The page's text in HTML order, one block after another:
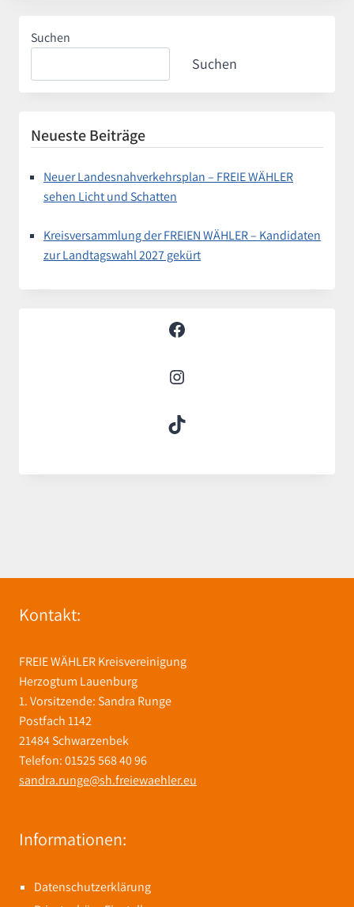
Suchen
Suchen
Neueste Beiträge
Neuer Landesnahverkehrsplan – FREIE WÄHLER
sehen Licht und Schatten
Kreisversammlung der FREIEN WÄHLER – Kandidaten
zur Landtagswahl 2027 gekürt
Facebook
Instagram
TikTok
Kontakt:
FREIE WÄHLER Kreisvereinigung
Herzogtum Lauenburg
1. Vorsitzende: Sandra Runge
Postfach 1142
21484 Schwarzenbek
Telefon: 01525 568 40 96
sandra.runge@sh.freiewaehler.eu
Informationen:
Datenschutzerklärung